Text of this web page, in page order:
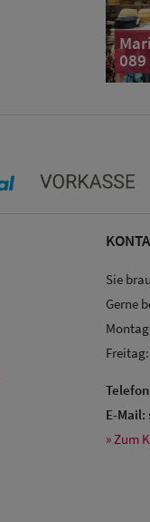
Sie
Gerne
Freitag:
E-Mail:
» Zum